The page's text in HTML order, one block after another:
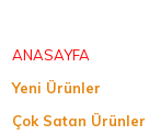
ANASAYFA
Yeni Ürünler
Çok Satan Ürünler